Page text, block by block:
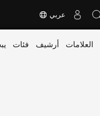
عربي
فئات أرشيف العلامات